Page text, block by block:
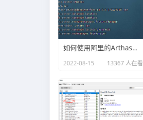
如何使用阿里的Arthas快速定位正在线上运行的程序问题
2022-08-15 13367 人在看